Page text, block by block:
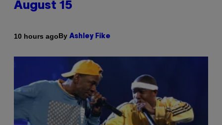
August 15
10 hours agoBy Ashley Fike